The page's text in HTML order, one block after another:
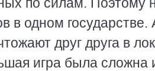
в одном
друг друга в
игра была сложна